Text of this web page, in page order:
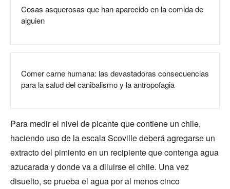
Cosas asquerosas que han aparecido en la comida de
alguien
Comer carne humana: las devastadoras consecuencias
para la salud del canibalismo y la antropofagia
Para medir el nivel de picante que contiene un chile,
haciendo uso de la escala Scoville deberá agregarse un
extracto del pimiento en un recipiente que contenga agua
azucarada y donde va a diluirse el chile. Una vez
disuelto, se prueba el agua por al menos cinco